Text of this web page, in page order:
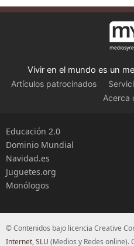
Vivir en el mundo es un
Artículos patrocinados
Acerca
Educación 2.0
Dominio Mundial
Navidad.es
Juguetes.org
Monólogos
© Contenidos bajo licencia Creative
Internet, SLU (Medios y Redes online).